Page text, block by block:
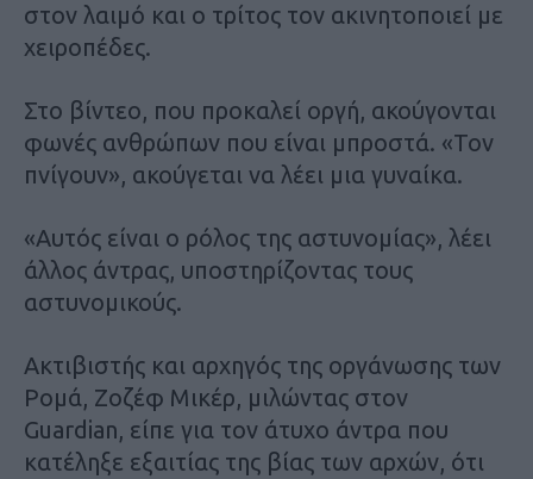
στον λαιμό και ο τρίτος τον ακινητοποιεί με
χειροπέδες.
Στο βίντεο, που προκαλεί οργή, ακούγονται
φωνές ανθρώπων που είναι μπροστά. «Τον
πνίγουν», ακούγεται να λέει μια γυναίκα.
«Αυτός είναι ο ρόλος της αστυνομίας», λέει
άλλος άντρας, υποστηρίζοντας τους
αστυνομικούς.
Ακτιβιστής και αρχηγός της οργάνωσης των
Ρομά, Ζοζέφ Μικέρ, μιλώντας στον
Guardian, είπε για τον άτυχο άντρα που
κατέληξε εξαιτίας της βίας των αρχών, ότι